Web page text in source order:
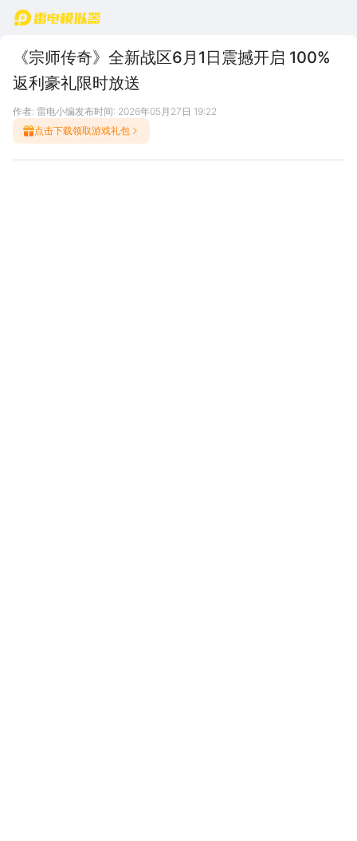
首页
《宗师传奇》全新战区6月1日震撼开启 100%
返利豪礼限时放送
作者: 雷电小编发布时间: 2026年05月27日 19:22
点击下载领取游戏礼包